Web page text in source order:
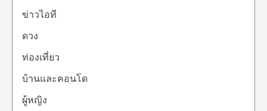
ข่าวไอที
ดวง
ท่องเที่ยว
บ้านและคอนโด
ผู้หญิง